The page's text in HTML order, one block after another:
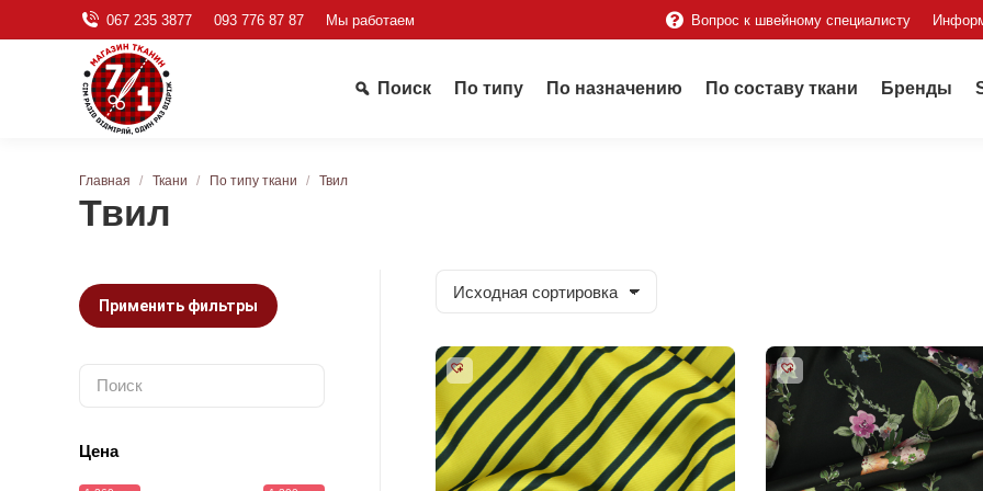
067 235 3877 093 776 87 87 Мы работаем Вопрос к швейному специалисту
Поиск По типу По назначению По составу ткани Бренды
Твил
Вы здесь:
Главная Ткани По типу ткани Твил
Применить фильтры
Цена